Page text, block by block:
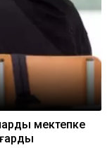
мектепке